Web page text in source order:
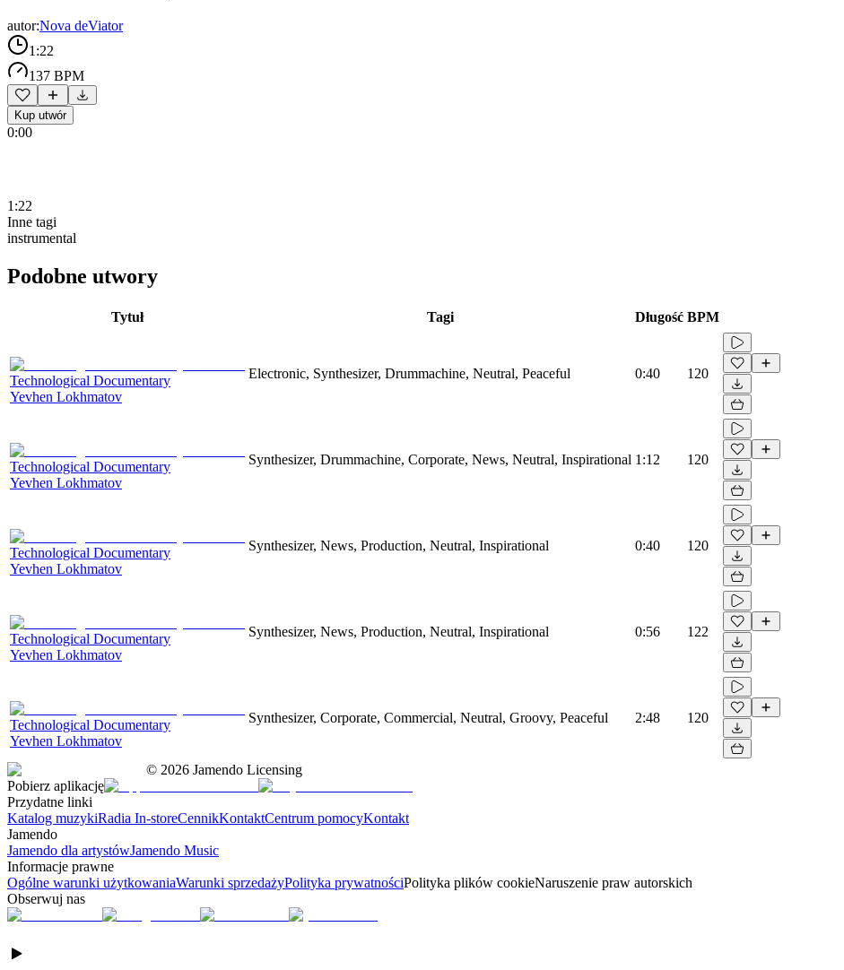
autor:Nova deViator
1:22
137 BPM
Kup utwór
0:00
1:22
Inne tagi
instrumental
Podobne utwory
Tytuł Tagi Długość BPM
Technological Documentary
Yevhen Lokhmatov
Electronic, Synthesizer, Drummachine, Neutral, Peaceful 0:40 120
Technological Documentary
Yevhen Lokhmatov
Synthesizer, Drummachine, Corporate, News, Neutral, Inspirational 1:12 120
Technological Documentary
Yevhen Lokhmatov
Synthesizer, News, Production, Neutral, Inspirational 0:40 120
Technological Documentary
Yevhen Lokhmatov
Synthesizer, News, Production, Neutral, Inspirational 0:56 122
Technological Documentary
Yevhen Lokhmatov
Synthesizer, Corporate, Commercial, Neutral, Groovy, Peaceful 2:48 120
© 2026 Jamendo Licensing
Pobierz aplikację
Przydatne linki
Katalog muzykiRadia In-storeCennikKontaktCentrum pomocyKontakt
Jamendo
Jamendo dla artystówJamendo Music
Informacje prawne
Ogólne warunki użytkowaniaWarunki sprzedażyPolityka prywatnościPolityka plików cookieNaruszenie praw autorskich
Obserwuj nas